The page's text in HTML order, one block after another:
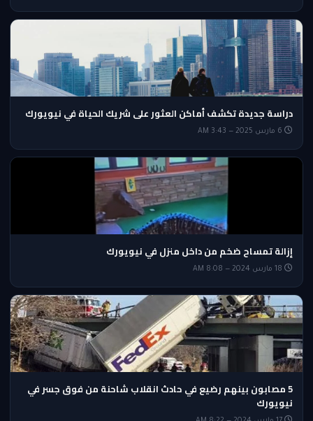
دراسة جديدة تكشف أماكن العثور على شريك الحياة في نيويورك
إزالة تمساح ضخم من داخل منزل في نيويورك
5 مصابون بينهم رضيع في حادث انقلاب شاحنة من فوق جسر في
نيويورك